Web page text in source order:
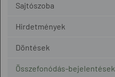
Sajtószoba
Hirdetmények
Döntések
Összefonódás-bejelentések